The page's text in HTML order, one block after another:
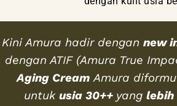
Kini Amura hadir dengan new
dengan ATIF (Amura True
Aging CreamAmura
untuk usia 30++ yang